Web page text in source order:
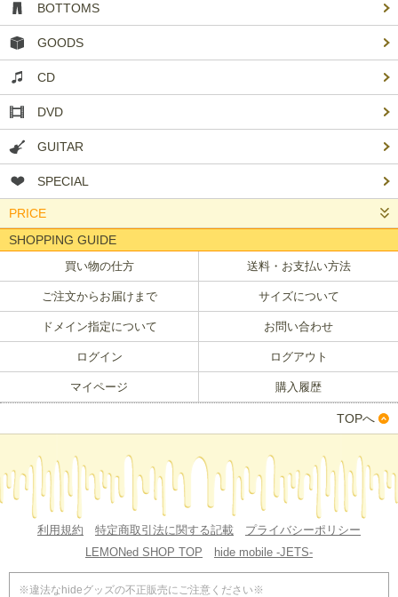
BOTTOMS
GOODS
CD
DVD
GUITAR
SPECIAL
PRICE
SHOPPING GUIDE
買い物の仕方 送料・お支払い方法
ご注文からお届けまで サイズについて
ドメイン指定について お問い合わせ
ログイン ログアウト
マイページ 購入履歴
TOPへ
利用規約 特定商取引法に関する記載
プライバシーポリシー
LEMONed SHOP TOP
hide mobile -JETS-
※違法なhideグッズの不正販売にご注意ください※